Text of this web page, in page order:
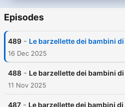
Episodes
489 - Le barzellette dei bambini
16 Dec 2025
488 - Le barzellette dei bambini
11 Nov 2025
487 - Le barzellette dei bambini